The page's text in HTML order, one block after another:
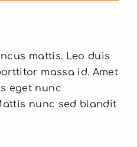
mattis. Leo duis
massa id. Amet
eget nunc
nunc sed blandit